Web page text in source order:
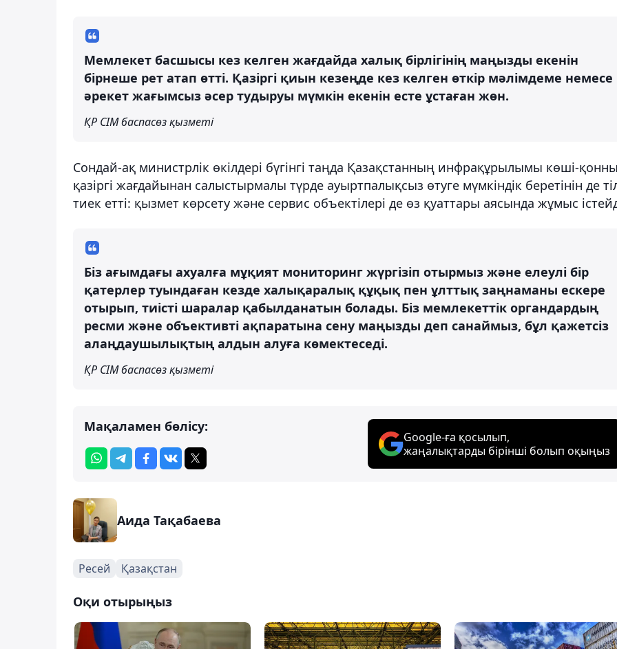
Мемлекет басшысы кез келген жағдайда халық бірлігінің маңызды екенін
бірнеше рет атап өтті. Қазіргі қиын кезеңде кез келген өткір мәлімдеме немесе
әрекет жағымсыз әсер тудыруы мүмкін екенін есте ұстаған жөн.
ҚР СІМ баспасөз қызметі
Сондай-ақ министрлік өкілдері бүгінгі таңда Қазақстанның инфрақұрылымы көші-
қазіргі жағдайынан салыстырмалы түрде ауыртпалықсыз өтуге мүмкіндік беретінін де
тиек етті: қызмет көрсету және сервис объектілері де өз қуаттары аясында жұмыс
Біз ағымдағы ахуалға мұқият мониторинг жүргізіп отырмыз және елеулі бір
қатерлер туындаған кезде халықаралық құқық пен ұлттық заңнаманы ескере
отырып, тиісті шаралар қабылданатын болады. Біз мемлекеттік органдардың
ресми және объективті ақпаратына сену маңызды деп санаймыз, бұл қажетсіз
алаңдаушылықтың алдын алуға көмектеседі.
ҚР СІМ баспасөз қызметі
Мақаламен бөлісу:
Google-ға қосылып,
жаңалықтарды бірінші болып оқыңыз
Аида Тақабаева
Ресей Қазақстан
Оқи отырыңыз